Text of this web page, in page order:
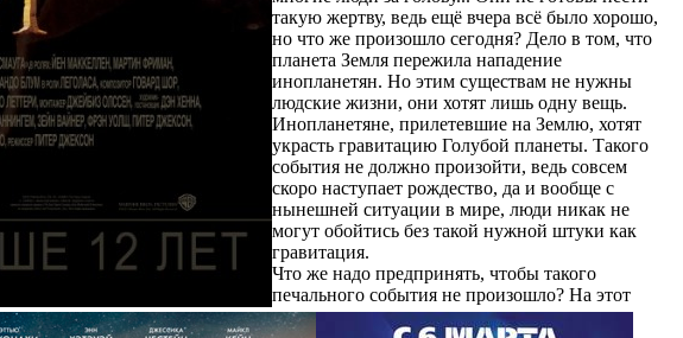
такую жертву, ведь ещё вчера всё было хорошо,
но что же произошло сегодня? Дело в том, что
планета Земля пережила нападение
инопланетян. Но этим существам не нужны
людские жизни, они хотят лишь одну вещь.
Инопланетяне, прилетевшие на Землю, хотят
украсть гравитацию Голубой планеты. Такого
события не должно произойти, ведь совсем
скоро наступает рождество, да и вообще с
нынешней ситуации в мире, люди никак не
могут обойтись без такой нужной штуки как
гравитация.
Что же надо предпринять, чтобы такого
печального события не произошло? На этот